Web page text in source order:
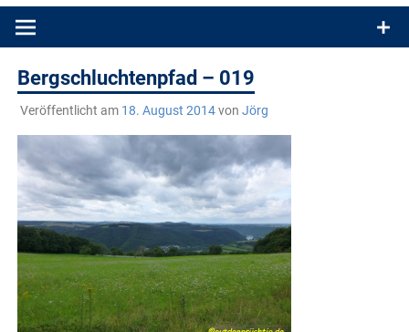
Produkttests und Buchrezensionen. Ein Blog für alle, die gern
Bergschluchtenpfad – 019
Veröffentlicht am 18. August 2014von Jörg